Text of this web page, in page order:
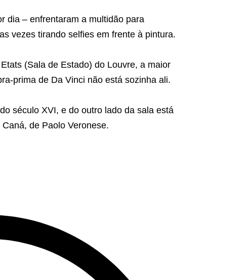
dia – enfrentaram a multidão para
vezes tirando selfies em frente à pintura.
(Sala de Estado) do Louvre, a maior
prima de Da Vinci não está sozinha ali.
século XVI, e do outro lado da sala está
de Paolo Veronese.